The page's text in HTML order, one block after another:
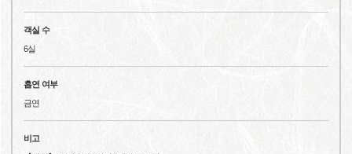
객실 수
6실
흡연 여부
금연
비고